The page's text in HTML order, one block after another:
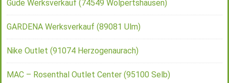
Güde Werksverkauf (74549 Wolpertshausen)
GARDENA Werksverkauf (89081 Ulm)
Nike Outlet (91074 Herzogenaurach)
MAC – Rosenthal Outlet Center (95100 Selb)